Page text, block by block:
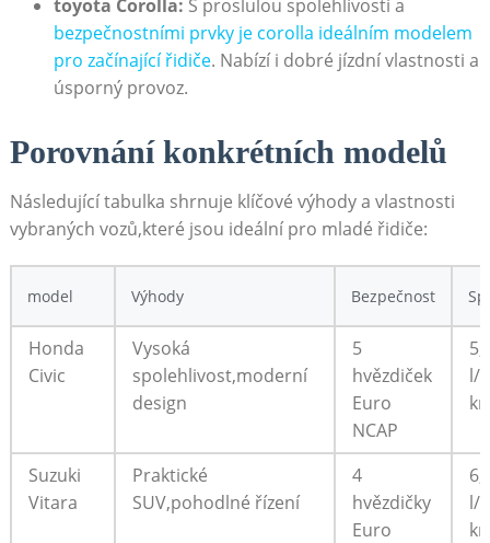
toyota Corolla: S proslulou spolehlivostí a
bezpečnostními prvky je corolla ideálním modelem
pro začínající řidiče. Nabízí i dobré jízdní vlastnosti a
úsporný provoz.
Porovnání konkrétních modelů
Následující tabulka shrnuje klíčové výhody a vlastnosti
vybraných vozů,které jsou ideální pro mladé řidiče:
model Výhody Bezpečnost
Honda
Civic
Vysoká
spolehlivost,moderní
design
5
hvězdiček
Euro
NCAP
l/
Suzuki
Vitara
Praktické
SUV,pohodlné řízení
4
hvězdičky
Euro
l/